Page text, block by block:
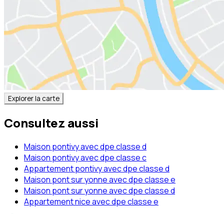
Explorer la carte
Consultez aussi
Maison pontivy avec dpe classe d
Maison pontivy avec dpe classe c
Appartement pontivy avec dpe classe d
Maison pont sur yonne avec dpe classe e
Maison pont sur yonne avec dpe classe d
Appartement nice avec dpe classe e